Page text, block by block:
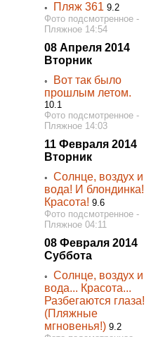
◦ Пляж 361 9.2
Фото подсмотренное -
Пляжное 14:54
08 Апреля 2014
Вторник
◦
Вот так было
прошлым летом.
10.1
Фото подсмотренное -
Пляжное 14:03
11 Февраля 2014
Вторник
◦Солнце, воздух и
вода! И блондинка!
Красота! 9.6
Фото подсмотренное -
Пляжное 04:11
08 Февраля 2014
Суббота
◦Солнце, воздух и
вода... Красота...
Разбегаются глаза!
(Пляжные
мгновенья!) 9.2